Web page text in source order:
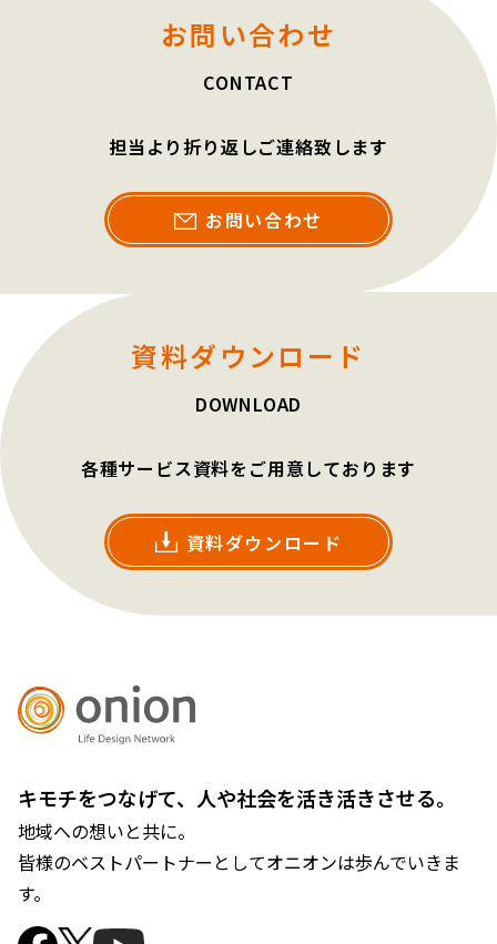
お問い合わせ
CONTACT
担当より折り返しご連絡致します
お問い合わせ
資料ダウンロード
DOWNLOAD
各種サービス資料をご用意しております
資料ダウンロード
キモチをつなげて、人や社会を活き活きさせる。
地域への想いと共に。
皆様のベストパートナーとしてオニオンは歩んでいきま
す。